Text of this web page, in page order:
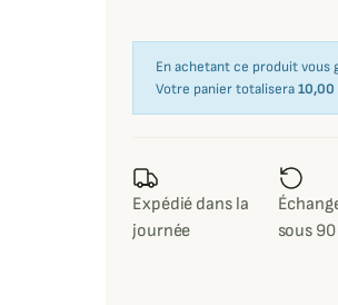
En achetant ce produit vous
Votre panier totalisera10,00
Expédié dans la
journée
sous